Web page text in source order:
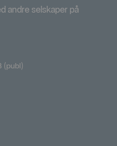
andre selskaper på
(publ)